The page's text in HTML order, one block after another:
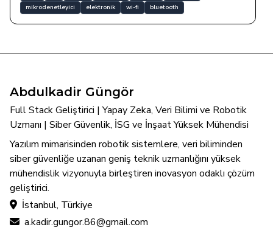
mikrodenetleyici
elektronik wi-fi bluetooth
Abdulkadir Güngör
Full Stack Geliştirici | Yapay Zeka, Veri Bilimi ve Robotik
Uzmanı | Siber Güvenlik, İSG ve İnşaat Yüksek Mühendisi
Yazılım mimarisinden robotik sistemlere, veri biliminden
siber güvenliğe uzanan geniş teknik uzmanlığını yüksek
mühendislik vizyonuyla birleştiren inovasyon odaklı çözüm
geliştirici.
İstanbul, Türkiye
a.kadir.gungor.86@gmail.com